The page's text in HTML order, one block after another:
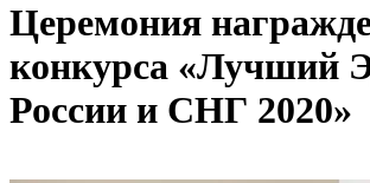
Церемония
конкурса «Лучший
России и СНГ 2020»